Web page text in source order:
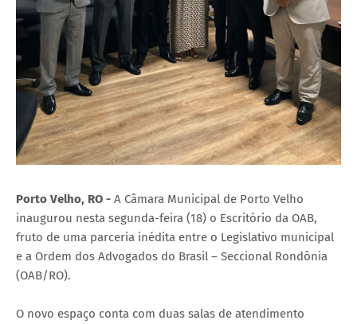
Porto Velho, RO - A Câmara Municipal de Porto Velho
inaugurou nesta segunda-feira (18) o Escritório da OAB,
fruto de uma parceria inédita entre o Legislativo municipal
e a Ordem dos Advogados do Brasil – Seccional Rondônia
(OAB/RO).
O novo espaço conta com duas salas de atendimento